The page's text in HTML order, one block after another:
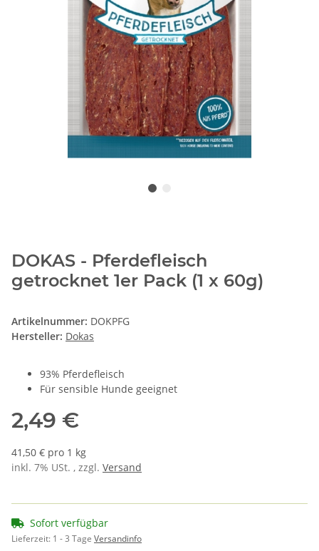
DOKAS - Pferdefleisch
getrocknet 1er Pack (1 x 60g)
Artikelnummer: DOKPFG
Hersteller: Dokas
93% Pferdefleisch
Für sensible Hunde geeignet
2,49 €
41,50 € pro 1 kg
inkl. 7% USt. , zzgl. Versand
Sofort verfügbar
Lieferzeit: 1 - 3 Tage Versandinfo